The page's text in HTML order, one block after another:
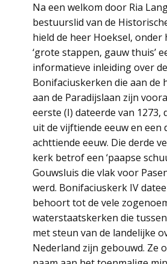
Na een welkom door Ria
bestuurslid van de
hield de heer Hoeksel, onder
‘grote stappen, gauw thuis’
informatieve inleiding over
Bonifaciuskerken die aan de
aan de Paradijslaan zijn
eerste (I) dateerde van 1273,
uit de vijftiende eeuw en een
achttiende eeuw. Die derde
kerk betrof een ‘paapse
Gouwsluis die vlak voor
werd. Bonifaciuskerk IV
behoort tot de vele
waterstaatskerken die
met steun van de landelijke
Nederland zijn gebouwd. Ze